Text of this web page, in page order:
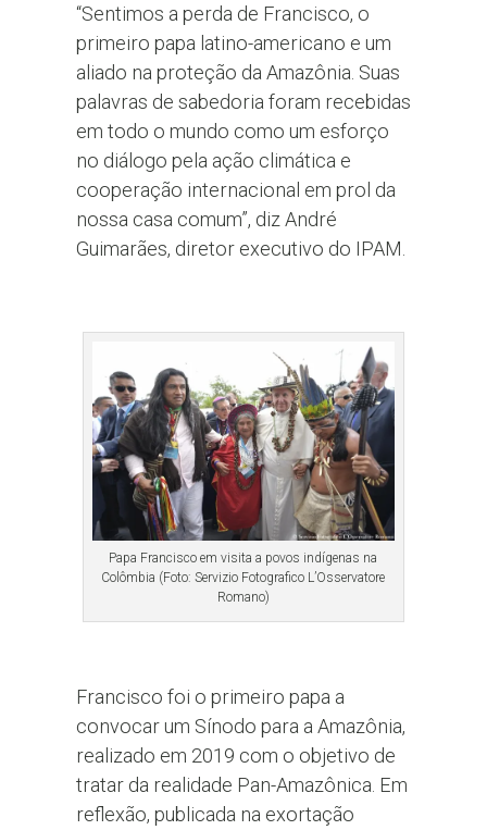
“Sentimos a perda de Francisco, o
primeiro papa latino-americano e um
aliado na proteção da Amazônia. Suas
palavras de sabedoria foram recebidas
em todo o mundo como um esforço
no diálogo pela ação climática e
cooperação internacional em prol da
nossa casa comum”, diz André
Guimarães, diretor executivo do IPAM.
Papa Francisco em visita a povos indígenas na
Colômbia (Foto: Servizio Fotografico L’Osservatore
Romano)
Francisco foi o primeiro papa a
convocar um Sínodo para a Amazônia,
realizado em 2019 com o objetivo de
tratar da realidade Pan-Amazônica. Em
reflexão, publicada na exortação